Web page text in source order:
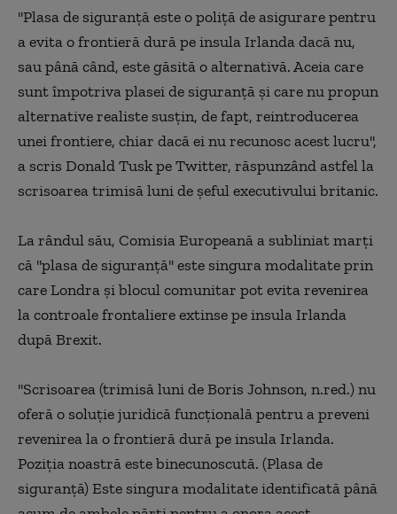
''Plasa de siguranţă este o poliţă de asigurare pentru
a evita o frontieră dură pe insula Irlanda dacă nu,
sau până când, este găsită o alternativă. Aceia care
sunt împotriva plasei de siguranţă şi care nu propun
alternative realiste susţin, de fapt, reintroducerea
unei frontiere, chiar dacă ei nu recunosc acest lucru'',
a scris Donald Tusk pe Twitter, răspunzând astfel la
scrisoarea trimisă luni de şeful executivului britanic.
La rândul său, Comisia Europeană a subliniat marţi
că ''plasa de siguranţă'' este singura modalitate prin
care Londra şi blocul comunitar pot evita revenirea
la controale frontaliere extinse pe insula Irlanda
după Brexit.
''Scrisoarea (trimisă luni de Boris Johnson, n.red.) nu
oferă o soluţie juridică funcţională pentru a preveni
revenirea la o frontieră dură pe insula Irlanda.
Poziţia noastră este binecunoscută. (Plasa de
siguranţă) Este singura modalitate identificată până